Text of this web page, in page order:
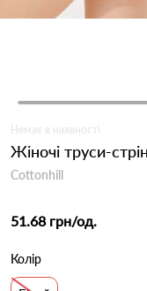
Немає в наявності
Жіночі труси-
Cottonhill
51.68 грн/од.
Колір